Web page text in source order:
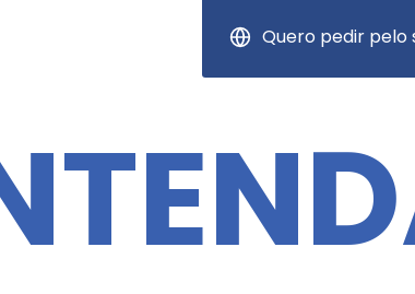
Quero pedir pelo